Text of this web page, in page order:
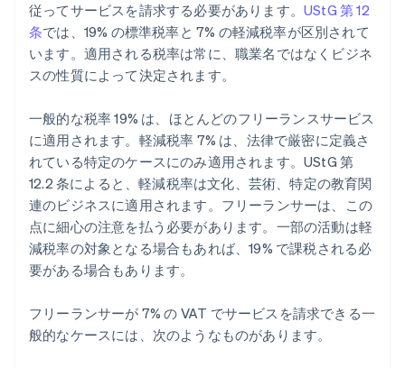
従ってサービスを請求する必要があります。 UStG 第 12
条では、19% の標準税率と 7% の軽減税率が区別されて
います。適用される税率は常に、職業名ではなくビジネ
スの性質によって決定されます。
一般的な税率 19% は、ほとんどのフリーランスサービス
に適用されます。軽減税率 7% は、法律で厳密に定義さ
れている特定のケースにのみ適用されます。UStG 第
12.2 条によると、軽減税率は文化、芸術、特定の教育関
連のビジネスに適用されます。フリーランサーは、この
点に細心の注意を払う必要があります。一部の活動は軽
減税率の対象となる場合もあれば、19% で課税される必
要がある場合もあります。
フリーランサーが 7% の VAT でサービスを請求できる一
般的なケースには、次のようなものがあります。